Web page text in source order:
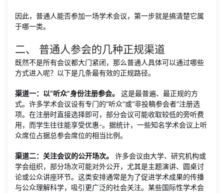
因此，普通人能否参加一场学术会议，第一步就是搞清楚它属
于哪一类。
二、 普通人参会的几种正规渠道
既然不是所有会议都大门紧闭，那么普通人具体可以通过哪些
方式进入呢？以下是几条最有效的正规路径。
渠道一：以“听众”身份注册参会。
这是最普遍、最正规的方
式。许多学术会议设有专门的“听众”或“非投稿参会者”注册选
项。在注册时直接选择即可，部分会议可能收取较低的旁听费
用，而学生往往能享受优惠-。据统计，一些知名学术会议上听
众席位占据总参会席位的相当比例。
渠道二：关注会议的公开场次。
许多会议由大学、研究机构或
学会组织，部分场次可能对外公开，尤其是主题演讲、圆桌讨
论或公众讲座环节。这类安排通常是为了促进学术成果的传播
与公众理解科学，吸引更广泛的社会关注。某些国际性学术会